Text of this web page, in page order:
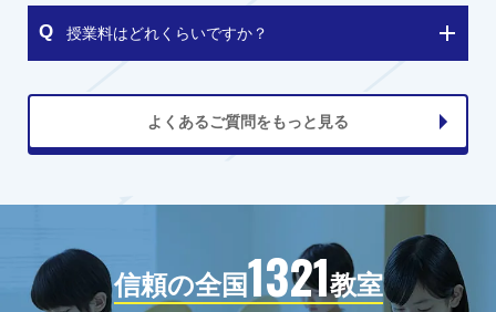
授業料はどれくらいですか？
よくあるご質問をもっと見る
信頼の全国1321教室